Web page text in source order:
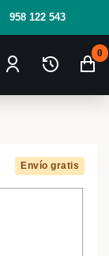
958 122 543
0
Envío gratis